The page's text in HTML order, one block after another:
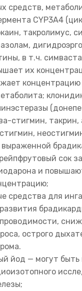
средств,
CYP3A4
такролимус,
в т.ч.
их
стигмин, такрин,
сок
и
средства для
острого
йод — могут